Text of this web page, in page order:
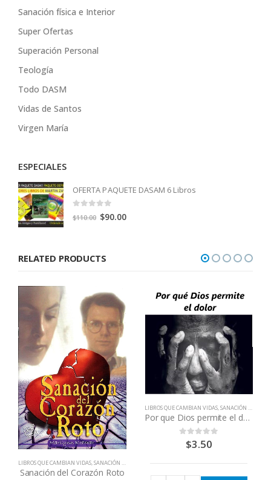
Sanación física e Interior
Super Ofertas
Superación Personal
Teología
Todo DASM
Vidas de Santos
Virgen María
ESPECIALES
OFERTA PAQUETE DASAM 6 Libros
out of 5
$110.00 Original
$110.00.
$90.00Current
RELATED PRODUCTS
LIBROS QUE CAMBIAN VIDAS,SANACIÓN FÍSICA E INTERIOR
Sanación del Corazón Roto
LIBROS QUE CAMBIAN VIDAS,SANACIÓN FÍSICA E INTERIOR
Por que Dios permite el dolor
out of 5
$3.50